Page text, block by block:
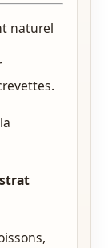
naturel